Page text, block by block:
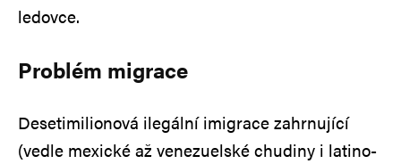
ledovce.
Problém migrace
Desetimilionová ilegální imigrace zahrnující
(vedle mexické až venezuelské chudiny i latino-